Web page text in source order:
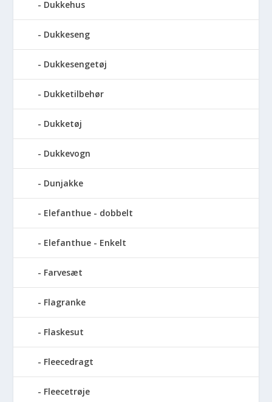
Dukkehus
Dukkeseng
Dukkesengetøj
Dukketilbehør
Dukketøj
Dukkevogn
Dunjakke
Elefanthue - dobbelt
Elefanthue - Enkelt
Farvesæt
Flagranke
Flaskesut
Fleecedragt
Fleecetrøje